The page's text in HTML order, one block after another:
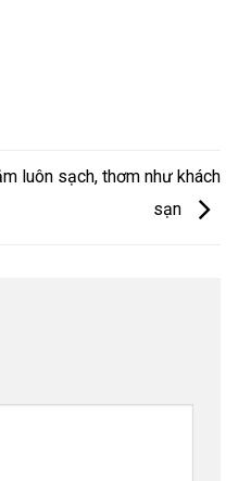
luôn sạch, thơm như khách
sạn